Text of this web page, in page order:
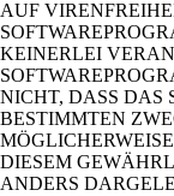
AUF
KEINERLEI
NICHT, DASS DAS
BESTIMMTEN
DIESEM
ANDERS